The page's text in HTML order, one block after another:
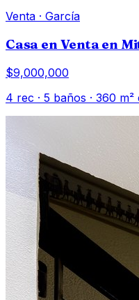
Venta · García
Casa en Venta en
$9,000,000
4 rec · 5 baños · 360 m²